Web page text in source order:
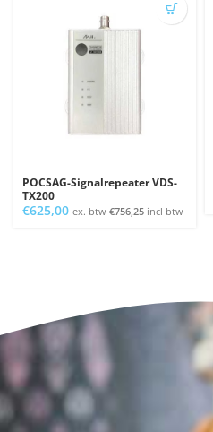
POCSAG-Signalrepeater VDS-
TX200
€625,00 ex. btw €756,25 incl btw